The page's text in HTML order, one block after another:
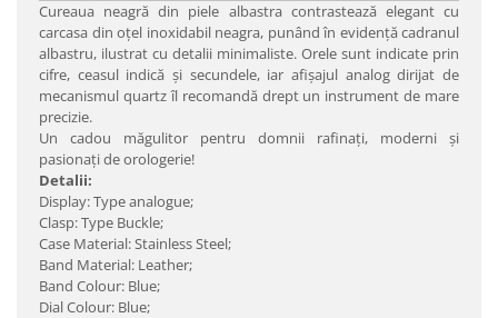
Cureaua neagră din piele albastra contrastează elegant cu
carcasa din oţel inoxidabil neagra, punând în evidenţă cadranul
albastru, ilustrat cu detalii minimaliste. Orele sunt indicate prin
cifre, ceasul indică şi secundele, iar afişajul analog dirijat de
mecanismul quartz îl recomandă drept un instrument de mare
precizie.
Un cadou măgulitor pentru domnii rafinaţi, moderni şi
pasionaţi de orologerie!
Detalii:
Display: Type analogue;
Clasp: Type Buckle;
Case Material: Stainless Steel;
Band Material: Leather;
Band Colour: Blue;
Dial Colour: Blue;